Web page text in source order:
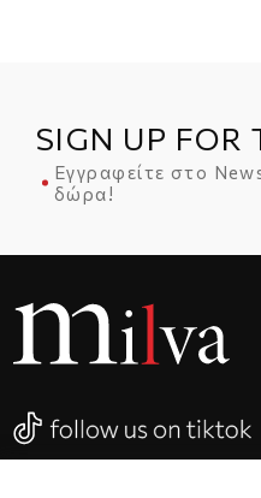
SIGN UP FOR
Εγγραφείτε στο
δώρα!